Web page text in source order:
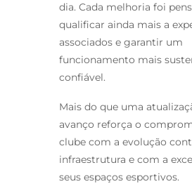
dia. Cada melhoria foi
qualificar ainda mais a
associados e garantir um
funcionamento mais
confiável.
Mais do que uma
avanço reforça o
clube com a evolução
infraestrutura e com a
seus espaços esportivos.